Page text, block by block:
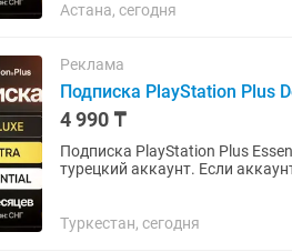
Астана, сегодня
Реклама
Подписка PlayStation Plus
4 990 ₸
Подписка PlayStation Plus
турецкий аккаунт. Если аккаунта нет - открою новый.
Туркестан, сегодня